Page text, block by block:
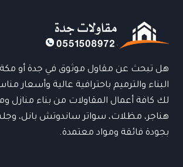
التصاميم
لحماية
0551508972
هل تبحث عن مقاول موثوق في جدة أو
البناء والترميم باحترافية عالية وأسعار
لك كافة أعمال المقاولات من بناء منازل
هناجر، مظلات، سواتر ساندوتش بانل،
بجودة فائقة ومواد معتمدة.